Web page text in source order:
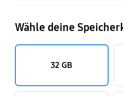
Wähle deine
32 GB